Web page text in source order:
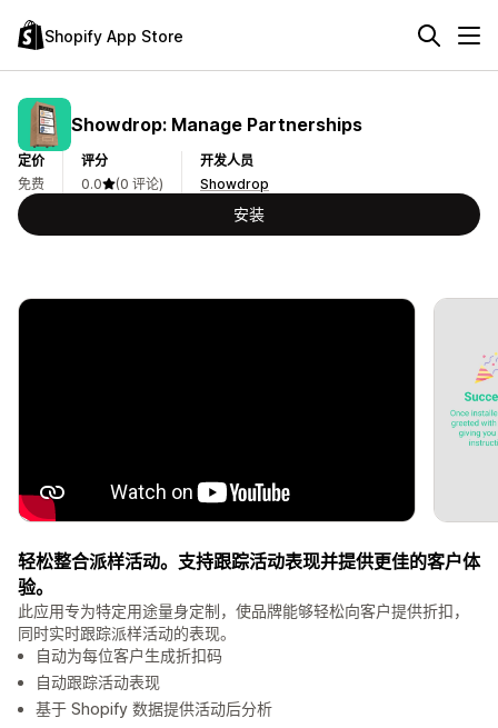
Shopify App Store
Showdrop: Manage Partnerships
定价
免费
评分
0.0
(0 评论)
开发人员
Showdrop
安装
轻松整合派样活动。支持跟踪活动表现并提供更佳的客户体
验。
此应用专为特定用途量身定制，使品牌能够轻松向客户提供折扣，
同时实时跟踪派样活动的表现。
自动为每位客户生成折扣码
自动跟踪活动表现
基于 Shopify 数据提供活动后分析